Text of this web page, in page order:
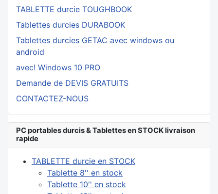
TABLETTE durcie TOUGHBOOK
Tablettes durcies DURABOOK
Tablettes durcies GETAC avec windows ou
android
avec! Windows 10 PRO
Demande de DEVIS GRATUITS
CONTACTEZ-NOUS
PC portables durcis & Tablettes en STOCK livraison
rapide
TABLETTE durcie en STOCK
Tablette 8'' en stock
Tablette 10'' en stock